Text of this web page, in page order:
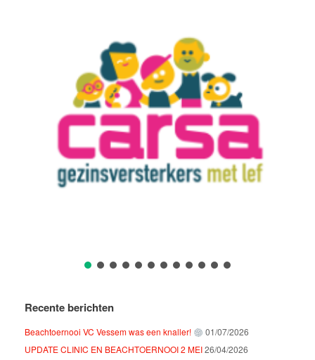
Recente berichten
Beachtoernooi VC Vessem was een knaller!
01/07/2026
UPDATE CLINIC EN BEACHTOERNOOI 2 MEI26/04/2026